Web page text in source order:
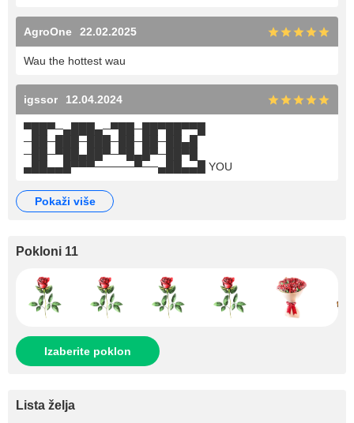
AgroOne 22.02.2025
Wau the hottest wau
igssor 12.04.2024
▀██▀─▄███▄─▀██─██▀██▀▀█
─██─███─███─██─██─██▄█
─██─▀██▄██▀─▀█▄█▀─██▀█
▄██▄▄█▀▀▀─────▀──▄██▄▄█ YOU
pokaži više
Pokloni 11
Izaberite poklon
Lista želja